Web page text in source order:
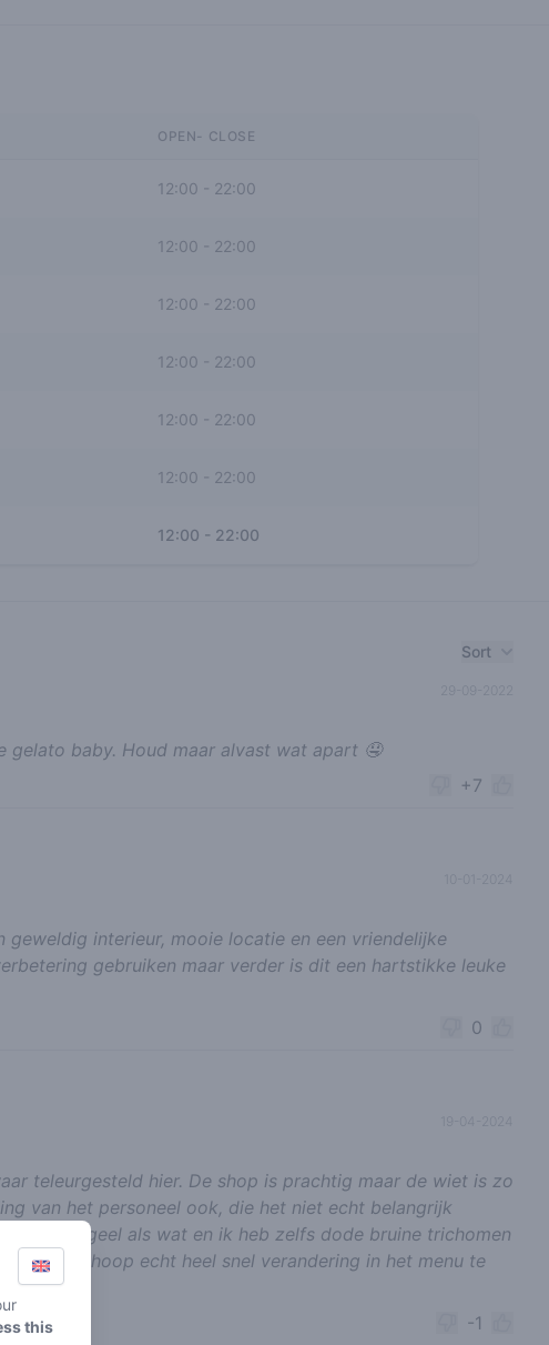
OPEN- CLOSE
12:00 - 22:00
12:00 22:00
12:00 - 22:00
12:00 22:00
12:00 - 22:00
12:00 22:00
12:00 - 22:00
Sort
gelato baby. Houd maar alvast wat apart 🤤
+7
interieur, mooie locatie en een vriendelijke
gebruiken maar verder is dit een hartstikke leuke
0
teleurgesteld hier. De shop is prachtig maar de wiet is zo
van het personeel ook, die het niet echt belangrijk
was zo geel als wat en ik heb zelfs dode bruine trichomen
maar ik hoop echt heel snel verandering in het menu te
-1
this